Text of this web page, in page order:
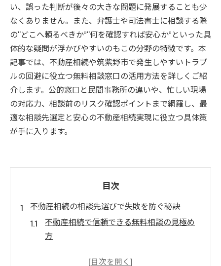
い、誤った判断が後々の大きな問題に発展することも少
なくありません。また、弁護士や司法書士に相談する際
の“どこへ頼るべきか”“何を確認すれば安心か”といった具
体的な疑問が浮かびやすいのもこの分野の特徴です。本
記事では、不動産相続や筑紫野市で発生しやすいトラブ
ルの回避に役立つ無料相談窓口の活用方法を詳しくご紹
介します。公的窓口と民間事務所の違いや、忙しい現場
の対応力、相談前のリスク確認ポイントまで網羅し、最
適な相談先選定と安心の不動産相続実現に役立つ具体策
が手に入ります。
目次
不動産相続の相談先選びで失敗を防ぐ秘訣
不動産相続で信頼できる無料相談の見極め
方